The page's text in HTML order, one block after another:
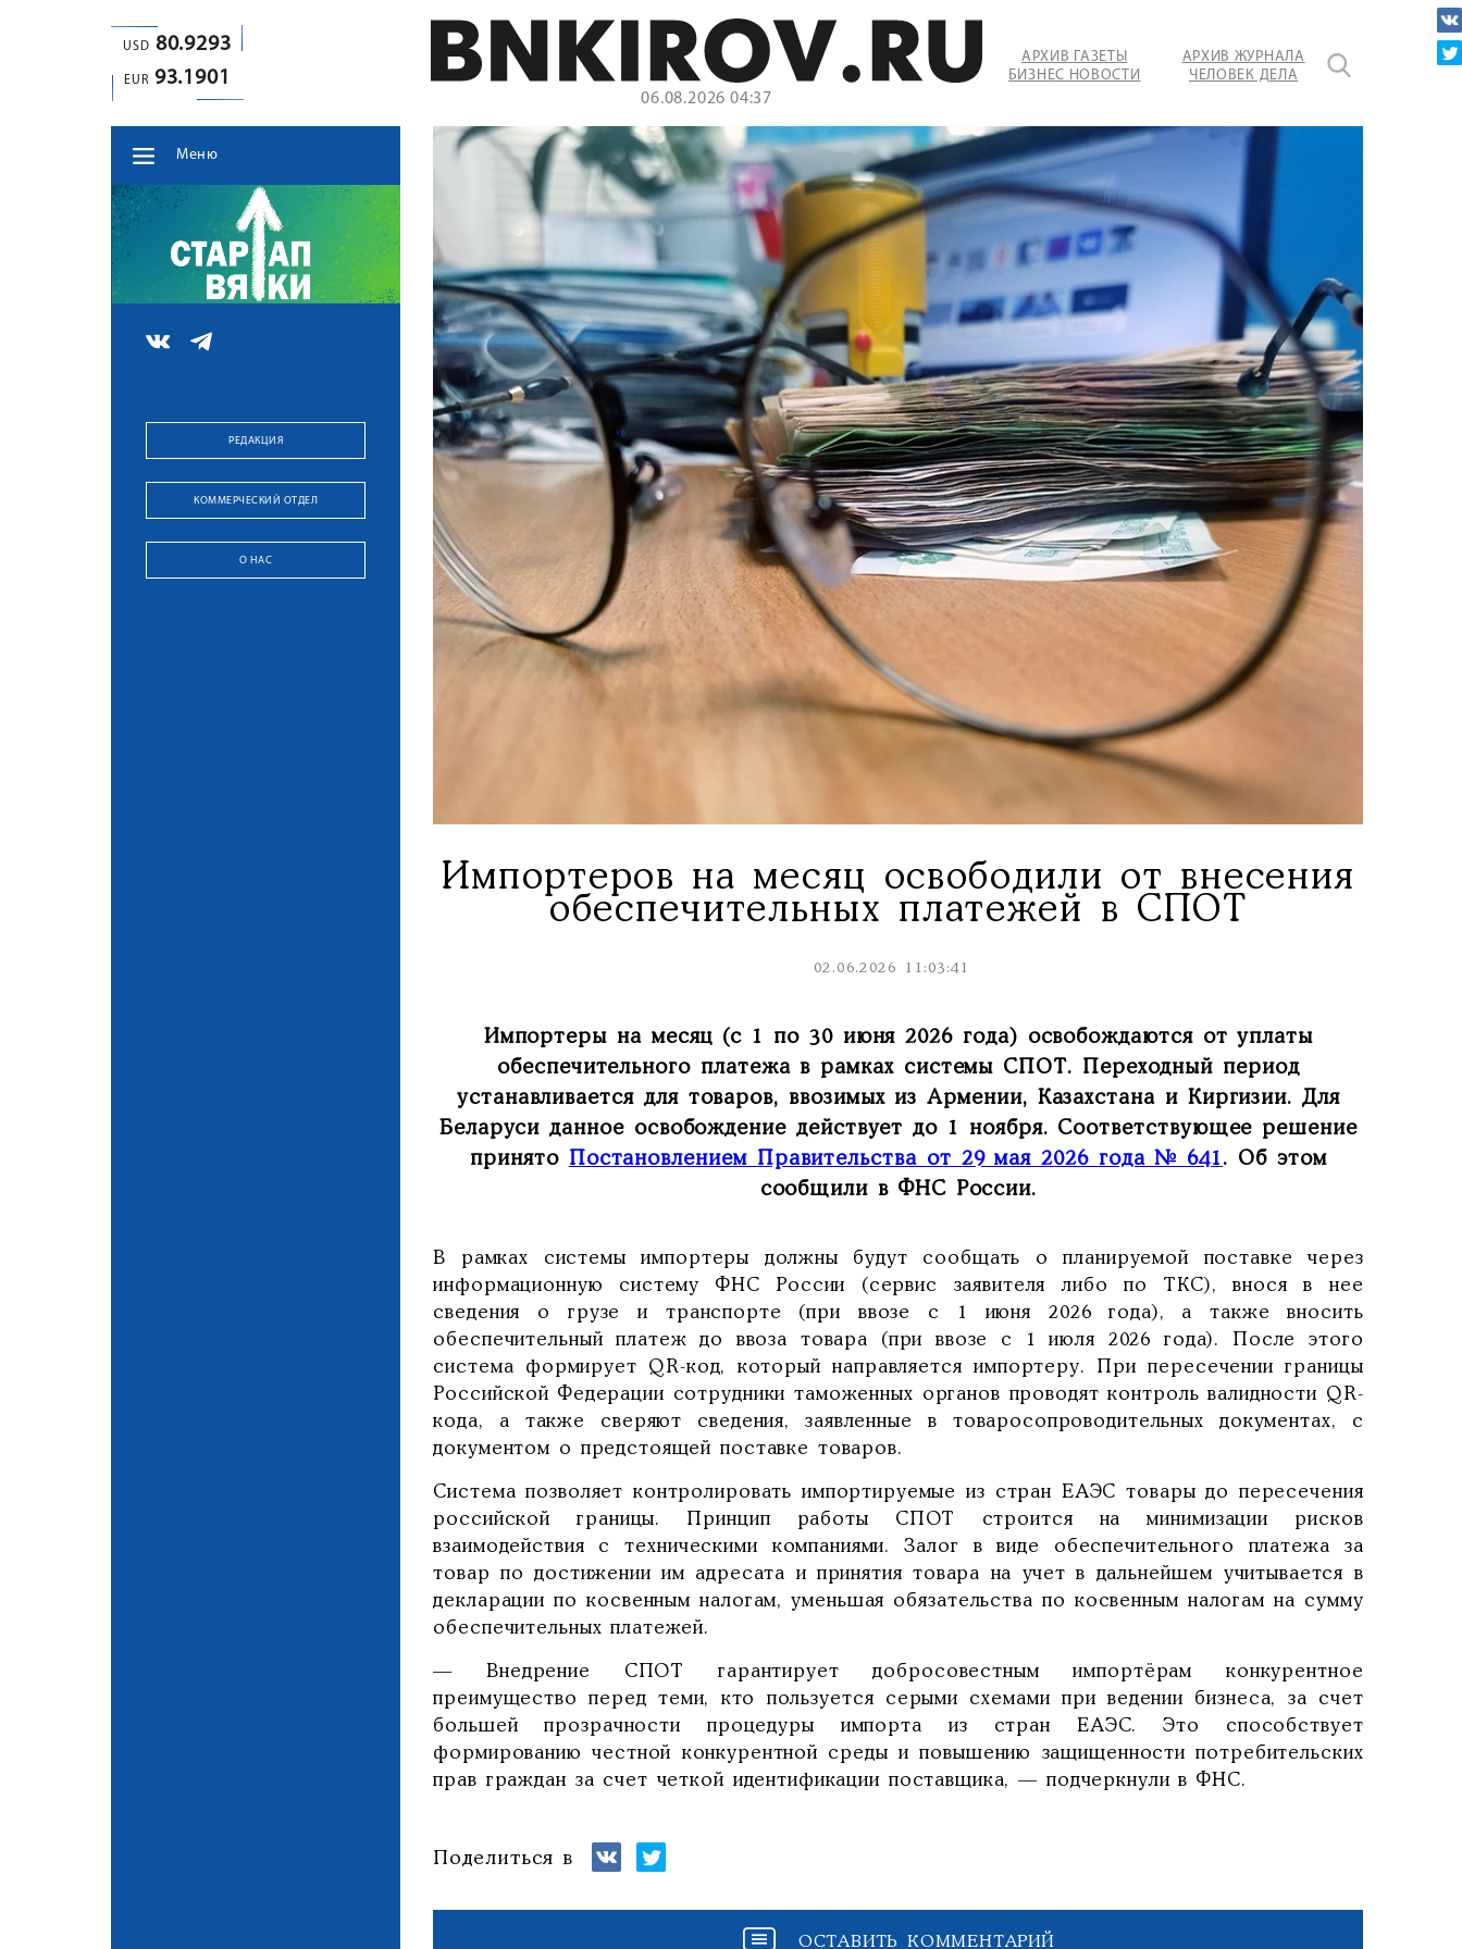
USD 80.9293
EUR 93.1901
06.08.2026 04:37
АРХИВ ГАЗЕТЫ
БИЗНЕС НОВОСТИ
АРХИВ ЖУРНАЛА
ЧЕЛОВЕК ДЕЛА
Меню
РЕДАКЦИЯ
КОММЕРЧЕСКИЙ ОТДЕЛ
О НАС
Импортеров на месяц освободили от внесения
обеспечительных платежей в СПОТ
02.06.2026 11:03:41
Импортеры на месяц (с 1 по 30 июня 2026 года) освобождаются от уплаты
обеспечительного платежа в рамках системы СПОТ. Переходный период
устанавливается для товаров, ввозимых из Армении, Казахстана и Киргизии. Для
Беларуси данное освобождение действует до 1 ноября. Соответствующее решение
принято Постановлением Правительства от 29 мая 2026 года № 641. Об этом
сообщили в ФНС России.
В рамках системы импортеры должны будут сообщать о планируемой поставке через
информационную систему ФНС России (сервис заявителя либо по ТКС), внося в нее
сведения о грузе и транспорте (при ввозе с 1 июня 2026 года), а также вносить
обеспечительный платеж до ввоза товара (при ввозе с 1 июля 2026 года). После этого
система формирует QR-код, который направляется импортеру. При пересечении границы
Российской Федерации сотрудники таможенных органов проводят контроль валидности QR-
кода, а также сверяют сведения, заявленные в товаросопроводительных документах, с
документом о предстоящей поставке товаров.
Система позволяет контролировать импортируемые из стран ЕАЭС товары до пересечения
российской границы. Принцип работы СПОТ строится на минимизации рисков
взаимодействия с техническими компаниями. Залог в виде обеспечительного платежа за
товар по достижении им адресата и принятия товара на учет в дальнейшем учитывается в
декларации по косвенным налогам, уменьшая обязательства по косвенным налогам на сумму
обеспечительных платежей.
— Внедрение СПОТ гарантирует добросовестным импортёрам конкурентное
преимущество перед теми, кто пользуется серыми схемами при ведении бизнеса, за счет
большей прозрачности процедуры импорта из стран ЕАЭС. Это способствует
формированию честной конкурентной среды и повышению защищенности потребительских
прав граждан за счет четкой идентификации поставщика, — подчеркнули в ФНС.
Поделиться в
ОСТАВИТЬ КОММЕНТАРИЙ